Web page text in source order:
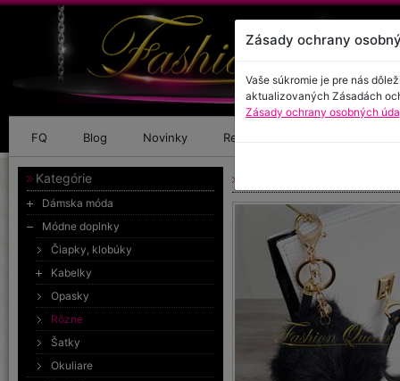
FQ Blog Novinky Referencie
Kategórie
Dámska móda
Módne doplnky
Čiapky, klobúky
Kabelky
Opasky
Rôzne
Šatky
Okuliare
Zásady ochrany
Vaše súkromie je pre nás
aktualizovaných Zásadách
Zásady ochrany osobných